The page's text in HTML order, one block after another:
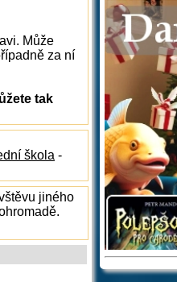
Může
za ní
tak
škola -
jiného